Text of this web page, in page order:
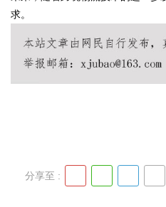
Bo
求。
分享至 :